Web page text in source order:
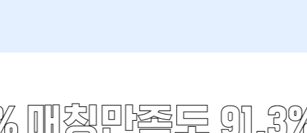
매칭만족도